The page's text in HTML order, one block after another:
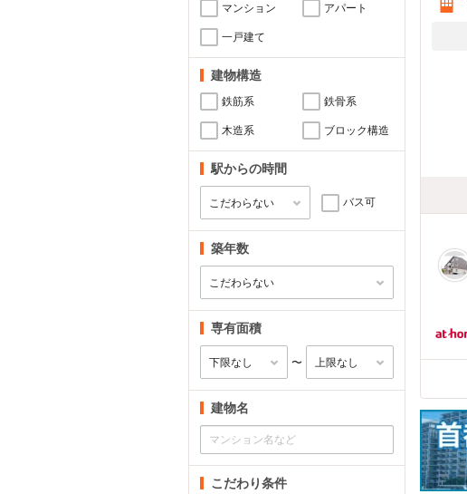
マンション アパート
一戸建て
建物構造
鉄筋系 鉄骨系
木造系 ブロック構造
駅からの時間
バス可
築年数
専有面積
〜
建物名
こだわり条件